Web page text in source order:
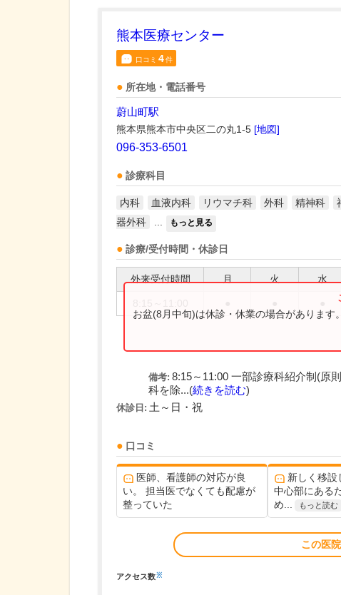
熊本医療センター
口コミ 4件
所在地・電話番号
蔚山町駅
熊本県熊本市中央区二の丸1-5 [地図]
096-353-6501
診療科目
内科 血液内科 リウマチ科 外科 精神科
器外科
もっと見る
診療/受付時間・休診日
外来受付時間 月 火 水
お盆(8月中旬)は休診・休業の場合があります
備考: 8:15～11:00 一部診療科紹介制(原
科を除...(続きを読む)
休診日: 土～日・祝
口コミ
医師、看護師の対応が良
い。 担当医でなくても配慮が
整っていた
新しく移設
中心部にある
め...
もっと読む
この医
アクセス数※